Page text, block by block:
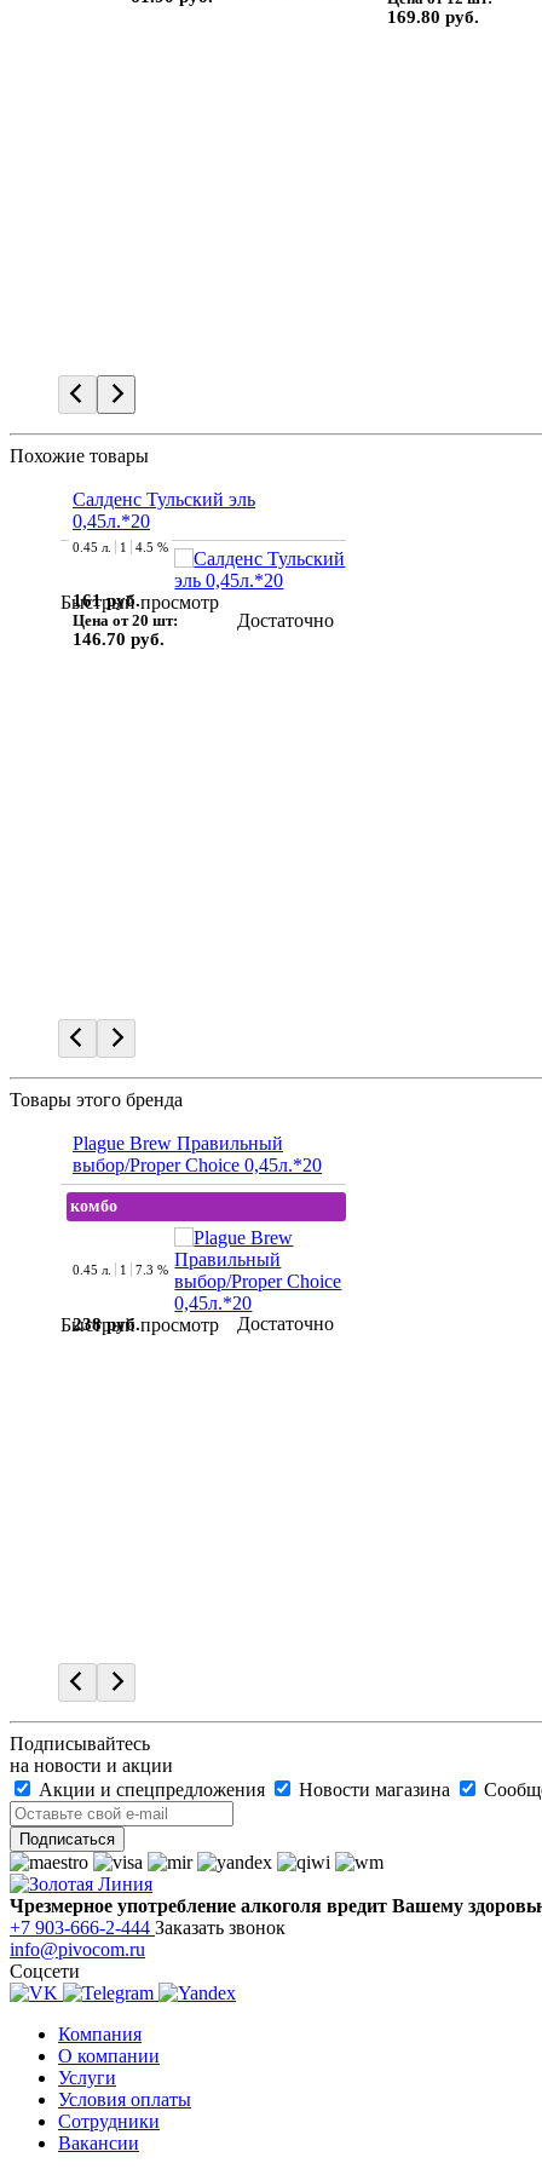
169.80 руб.
Похожие товары
Салденс Тульский эль
0,45л.*20
Быстрый просмотр
0.45 л. 1 4.5 %
161 руб.
Цена от 20 шт:
146.70 руб.
Достаточно
Товары этого бренда
Plague Brew Правильный
выбор/Proper Choice 0,45л.*20
комбо
Быстрый просмотр
0.45 л. 1 7.3 %
238 руб. Достаточно
Подписывайтесь
на новости и акции
Акции и спецпредложения
Новости магазина
Чрезмерное употребление алкоголя вредит Вашему
+7 903-666-2-444 Заказать звонок
info@pivocom.ru
Соцсети
Компания
О компании
Услуги
Условия оплаты
Сотрудники
Вакансии